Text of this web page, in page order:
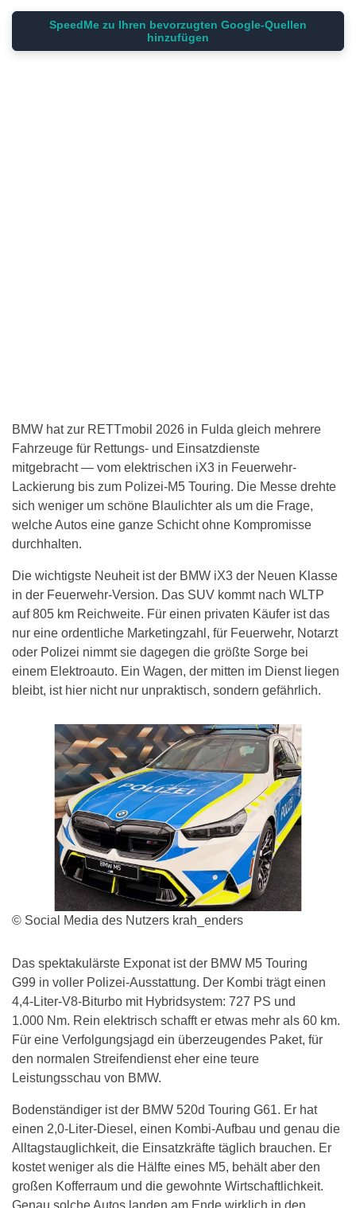
SpeedMe zu Ihren bevorzugten Google-Quellen
hinzufügen
BMW hat zur RETTmobil 2026 in Fulda gleich mehrere
Fahrzeuge für Rettungs- und Einsatzdienste
mitgebracht — vom elektrischen iX3 in Feuerwehr-
Lackierung bis zum Polizei-M5 Touring. Die Messe drehte
sich weniger um schöne Blaulichter als um die Frage,
welche Autos eine ganze Schicht ohne Kompromisse
durchhalten.
Die wichtigste Neuheit ist der BMW iX3 der Neuen Klasse
in der Feuerwehr-Version. Das SUV kommt nach WLTP
auf 805 km Reichweite. Für einen privaten Käufer ist das
nur eine ordentliche Marketingzahl, für Feuerwehr, Notarzt
oder Polizei nimmt sie dagegen die größte Sorge bei
einem Elektroauto. Ein Wagen, der mitten im Dienst liegen
bleibt, ist hier nicht nur unpraktisch, sondern gefährlich.
© Social Media des Nutzers krah_enders
Das spektakulärste Exponat ist der BMW M5 Touring
G99 in voller Polizei-Ausstattung. Der Kombi trägt einen
4,4-Liter-V8-Biturbo mit Hybridsystem: 727 PS und
1.000 Nm. Rein elektrisch schafft er etwas mehr als 60 km.
Für eine Verfolgungsjagd ein überzeugendes Paket, für
den normalen Streifendienst eher eine teure
Leistungsschau von BMW.
Bodenständiger ist der BMW 520d Touring G61. Er hat
einen 2,0-Liter-Diesel, einen Kombi-Aufbau und genau die
Alltagstauglichkeit, die Einsatzkräfte täglich brauchen. Er
kostet weniger als die Hälfte eines M5, behält aber den
großen Kofferraum und die gewohnte Wirtschaftlichkeit.